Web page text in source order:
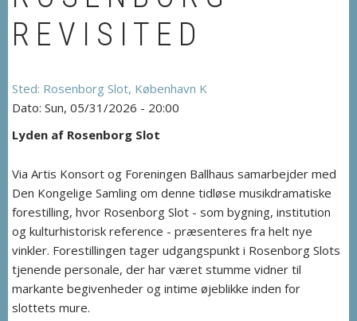
REVISITED
Rosenborg Slot, København K
Sun, 05/31/2026 - 20:00
Lyden af Rosenborg Slot
Via Artis Konsort og Foreningen Ballhaus samarbejder med
Den Kongelige Samling om denne tidløse musikdramatiske
forestilling, hvor Rosenborg Slot - som bygning, institution
og kulturhistorisk reference - præsenteres fra helt nye
vinkler. Forestillingen tager udgangspunkt i Rosenborg Slots
tjenende personale, der har været stumme vidner til
markante begivenheder og intime øjeblikke inden for
slottets mure.